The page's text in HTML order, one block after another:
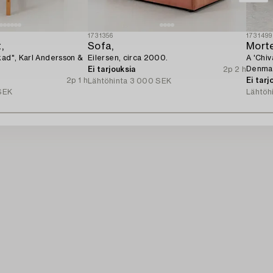
Karl Andersson &
2p 1 h
1731356
Sofa,
Eilersen, circa 2000.
Ei tarjouksia
2p 2 h
Lähtöhinta 3 000 SEK
1731499
A
Ei